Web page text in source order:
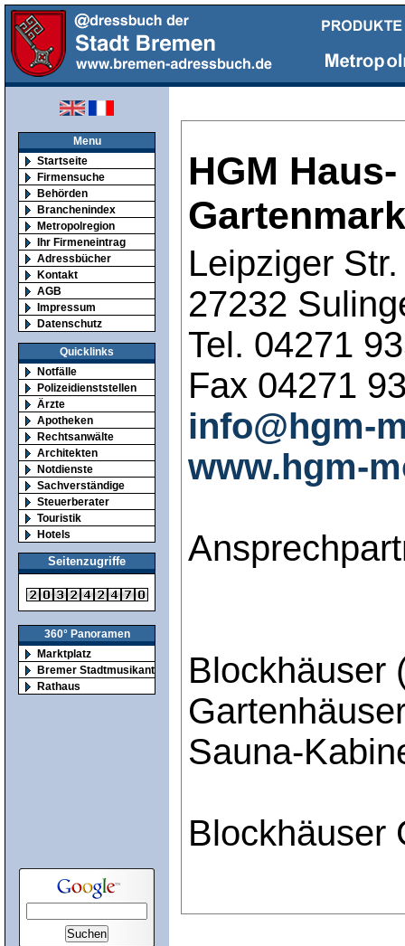
Menu
Startseite
Firmensuche
Behörden
Branchenindex
Metropolregion
Ihr Firmeneintrag
Adressbücher
Kontakt
AGB
Impressum
Datenschutz
Quicklinks
Notfälle
Polizeidienststellen
Ärzte
Apotheken
Rechtsanwälte
Architekten
Notdienste
Sachverständige
Steuerberater
Touristik
Hotels
Seitenzugriffe
360° Panoramen
Marktplatz
Bremer Stadtmusikanten
Rathaus
HGM
Leipziger
27232
Tel. 04271
Fax 04271
info@hgm-
www.hgm-
Blockhäuser
Sauna-
Blockhäuser